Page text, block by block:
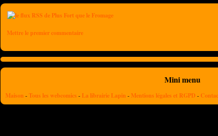
Mettre le premier commentaire
Mini menu
Maison -Tous les webcomics - La librairie Lapin - Mentions légales et RGPD -